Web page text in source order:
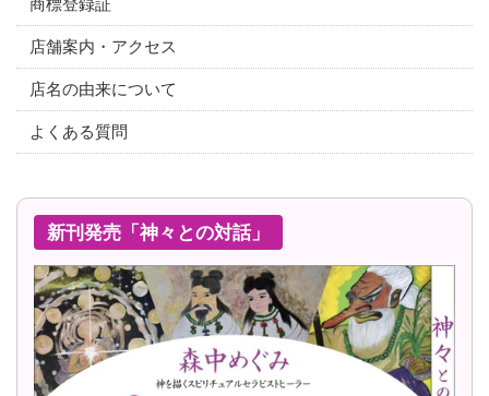
商標登録証
店舗案内・アクセス
店名の由来について
よくある質問
新刊発売「神々との対話」